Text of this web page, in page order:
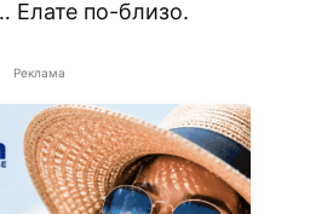
Елате по-близо.
Реклама